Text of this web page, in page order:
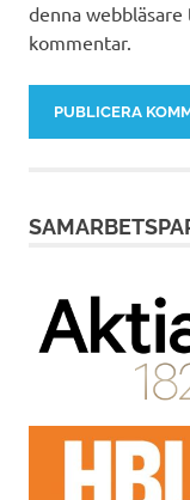
denna
kommentar.